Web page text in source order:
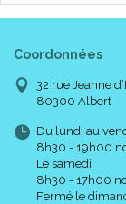
Coordonnées
32 rue Jeanne
80300 Albert
Du lundi au
8h30 - 19h00
Le samedi
8h30 - 17h00
Fermé le